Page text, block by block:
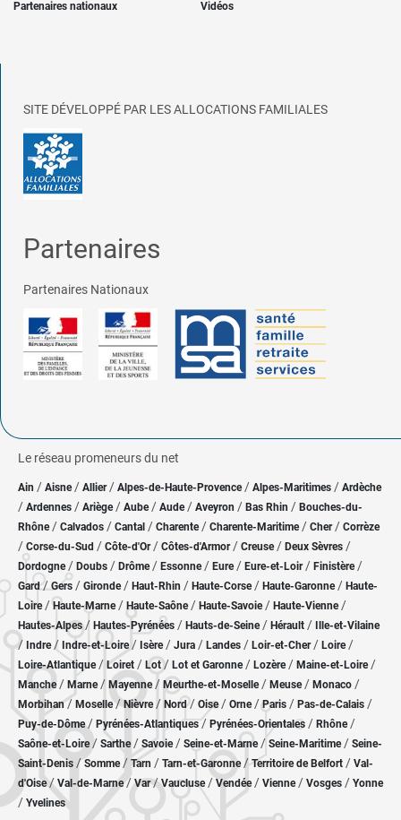
Partenaires nationaux Vidéos
SITE DÉVELOPPÉ PAR LES ALLOCATIONS FAMILIALES
Partenaires
Partenaires Nationaux
Le réseau promeneurs du net
Ain / Aisne/ Allier/ Alpes-de-Haute-Provence / Alpes-Maritimes / Ardèche
/ Ardennes / Ariège/ Aube/ Aude / Aveyron / Bas Rhin / Bouches-du-
Rhône/ Calvados / Cantal / Charente / Charente-Maritime/ Cher / Corrèze
/ Corse-du-Sud / Côte-d'Or / Côtes-d'Armor/ Creuse/ Deux Sèvres /
Dordogne/ Doubs / Drôme/ Essonne / Eure/ Eure-et-Loir / Finistère/
Gard/Gers / Gironde/ Haut-Rhin / Haute-Corse/ Haute-Garonne/ Haute-
Loire/Haute-Marne/ Haute-Saône/ Haute-Savoie/ Haute-Vienne/
Hautes-Alpes/ Hautes-Pyrénées / Hauts-de-Seine/ Hérault / Ille-et-Vilaine
/ Indre/ Indre-et-Loire/ Isère/ Jura / Landes / Loir-et-Cher/ Loire/
Loire-Atlantique/ Loiret / Lot/ Lot et Garonne/ Lozère / Maine-et-Loire/
Manche/ Marne/ Mayenne/ Meurthe-et-Moselle/ Meuse/ Monaco /
Morbihan/ Moselle/ Nièvre / Nord/ Oise / Orne/Paris / Pas-de-Calais /
Puy-de-Dôme/ Pyrénées-Atlantiques / Pyrénées-Orientales / Rhône/
Saône-et-Loire/ Sarthe/ Savoie/ Seine-et-Marne/ Seine-Maritime/ Seine-
Saint-Denis /Somme/ Tarn / Tarn-et-Garonne/Territoire de Belfort / Val-
d'Oise/ Val-de-Marne/Var/Vaucluse/ Vendée/ Vienne/ Vosges / Yonne
/ Yvelines